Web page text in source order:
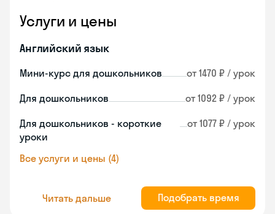
Услуги и цены
Английский язык
Мини-курс для дошкольников от 1470 ₽ / урок
Для дошкольников от 1092 ₽ / урок
Для дошкольников - короткие
уроки
от 1077 ₽ / урок
Все услуги и цены (4)
Читать дальше Подобрать время